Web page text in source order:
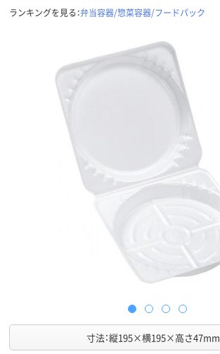
ランキングを見る：弁当容器/惣菜容器/フードパック
寸法：縦195×横195×高さ47mm